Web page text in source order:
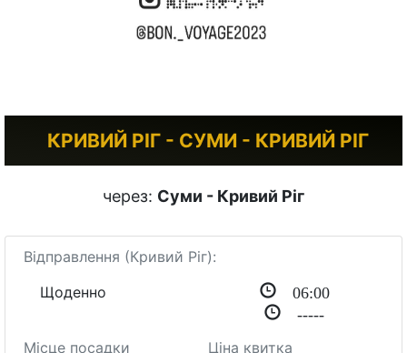
КРИВИЙ РІГ - СУМИ - КРИВИЙ РІГ
через: Суми - Кривий Ріг
Відправлення (Кривий Ріг):
Щоденно
06:00
-----
Місце посадки
Ціна квитка